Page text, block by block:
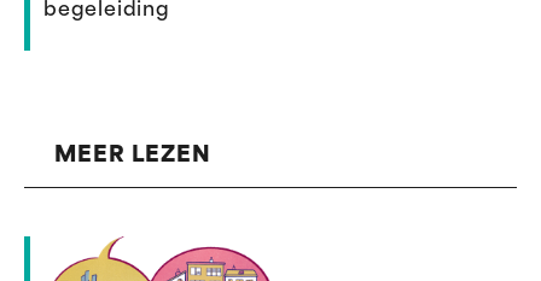
begeleiding
MEER LEZEN